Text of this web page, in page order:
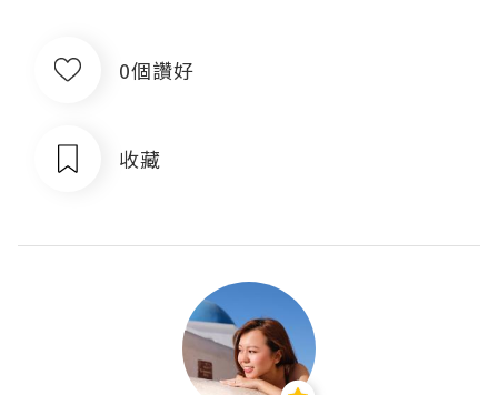
0個讚好
收藏